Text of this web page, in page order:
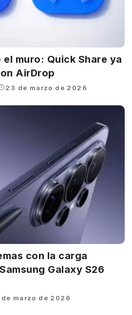
el muro: Quick Share ya
AirDrop
23 de marzo de 2026
con la carga
Galaxy S26
marzo de 2026